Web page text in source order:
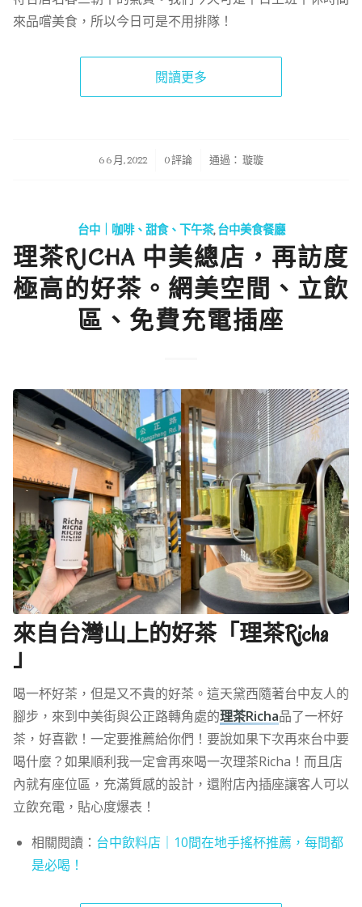
來品嚐美食，所以今日可是不用排隊！
閱讀更多
6 6 月, 2022
/ 0 評論 通過： 璇璇
台中｜咖啡、甜食、下午茶,台中美食餐廳
理茶RICHA 中美總店，再訪度
極高的好茶。網美空間、立飲
區、免費充電插座
來自台灣山上的好茶「理茶Richa
」
喝一杯好茶，但是又不貴的好茶。這天黛西隨著台中友人的
腳步，來到中美街與公正路轉角處的理茶Richa品了一杯好
茶，好喜歡！一定要推薦給你們！要說如果下次再來台中要
喝什麼？如果順利我一定會再來喝一次理茶Richa！而且店
內就有座位區，充滿質感的設計，還附店內插座讓客人可以
立飲充電，貼心度爆表！
相關閱讀： 台中飲料店｜10間在地手搖杯推薦，每間都
是必喝！